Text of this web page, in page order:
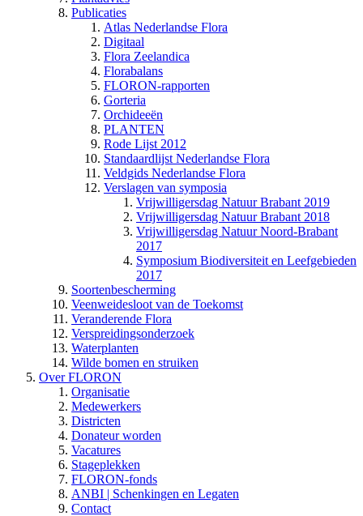
Publicaties
Atlas Nederlandse Flora
Digitaal
Flora Zeelandica
Florabalans
FLORON-rapporten
Gorteria
Orchideeën
PLANTEN
Rode Lijst 2012
Standaardlijst Nederlandse Flora
Veldgids Nederlandse Flora
Verslagen van symposia
Vrijwilligersdag Natuur Brabant 2019
Vrijwilligersdag Natuur Brabant 2018
Vrijwilligersdag Natuur Noord-Brabant
2017
Symposium Biodiversiteit en Leefgebieden
2017
Soortenbescherming
Veenweidesloot van de Toekomst
Veranderende Flora
Verspreidingsonderzoek
Waterplanten
Wilde bomen en struiken
Over FLORON
Organisatie
Medewerkers
Districten
Donateur worden
Vacatures
Stageplekken
FLORON-fonds
ANBI | Schenkingen en Legaten
Contact